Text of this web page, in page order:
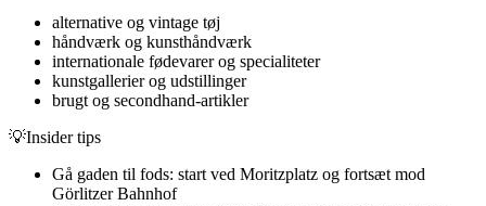
alternative og vintage tøj
håndværk og kunsthåndværk
internationale fødevarer og specialiteter
kunstgallerier og udstillinger
brugt og secondhand-artikler
💡Insider tips
Gå gaden til fods: start ved Moritzplatz og fortsæt mod
Görlitzer Bahnhof